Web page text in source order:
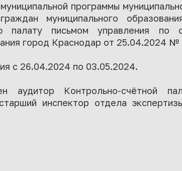
программы
муниципального
палату письмом управления по
город Краснодар от 25.04.2024
с 26.04.2024 по 03.05.2024.
аудитор Контрольно-счётной
инспектор отдела